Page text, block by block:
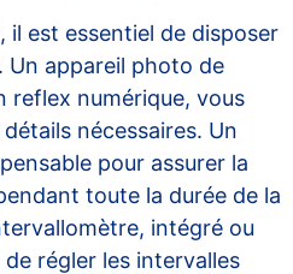
il est essentiel de disposer
Un appareil photo de
reflex numérique, vous
nécessaires. Un
pour assurer la
toute la durée de la
intégré ou
régler les intervalles